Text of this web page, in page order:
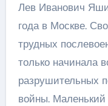
Лев Иванович
года в Москве.
трудных
только начинала
разрушительных
войны. Маленький